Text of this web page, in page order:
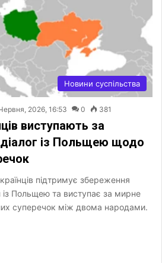
Новини суспільства
2026, 16:53 0 381
виступають за
із Польщею щодо
підтримує збереження
із Польщею та виступає за мирне
суперечок між двома народами.